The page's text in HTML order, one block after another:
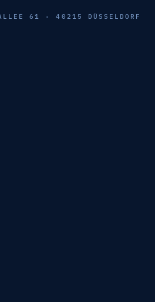
61 · 40215 DÜSSELDORF